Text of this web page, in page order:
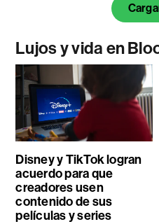
Lujos y vida en
Disney y TikTok logran
acuerdo para que
creadores usen
contenido de sus
películas y series